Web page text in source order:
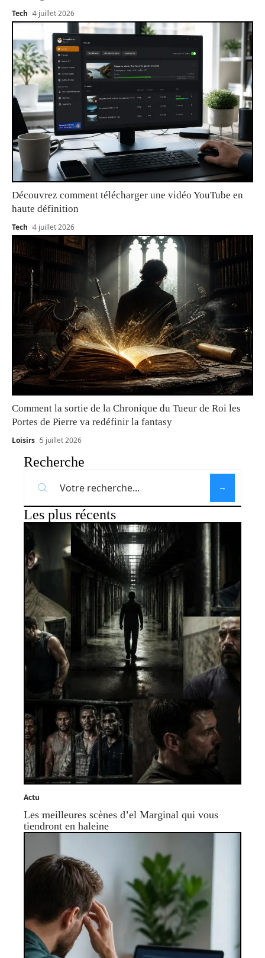
Tech 4 juillet 2026
Découvrez comment télécharger une vidéo YouTube en
haute définition
Tech 4 juillet 2026
Comment la sortie de la Chronique du Tueur de Roi les
Portes de Pierre va redéfinir la fantasy
Loisirs 5 juillet 2026
Recherche
Les plus récents
Actu
Les meilleures scènes d’el Marginal qui vous
tiendront en haleine